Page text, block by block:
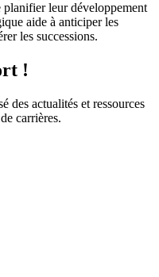
planifier leur développement
aide à anticiper les
les successions.
!
des actualités et ressources
carrières.